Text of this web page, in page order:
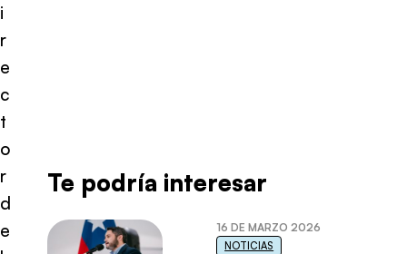
i
r
e
c
t
o
r
d
e
Te podría interesar
16 DE MARZO 2026
NOTICIAS